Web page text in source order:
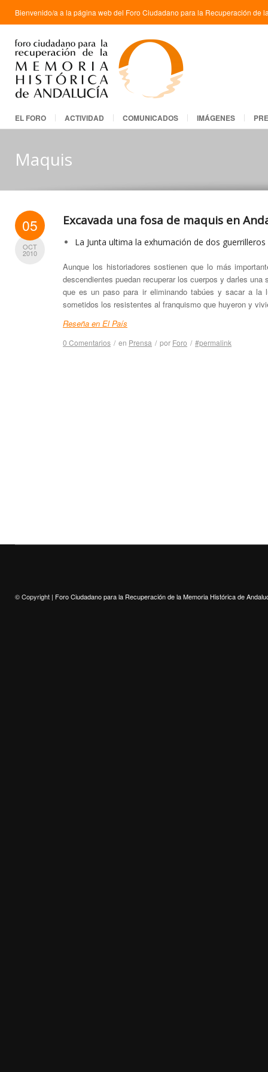
Bienvenido/a a la página web del Foro Ciudadano para la Recuperación de
EL FORO ACTIVIDAD COMUNICADOS IMÁGENES
Maquis
05
OCT
2010
Excavada una fosa de maquis en
La Junta ultima la exhumación de dos
Aunque los historiadores sostienen que lo más
descendientes puedan recuperar los cuerpos y darles una
que es un paso para ir eliminando tabúes y sacar a la
sometidos los resistentes al franquismo que huyeron y
Reseña en El País
0 Comentarios / en Prensa / por Foro / #permalink
© Copyright | Foro Ciudadano para la Recuperación de la Memoria Histórica de